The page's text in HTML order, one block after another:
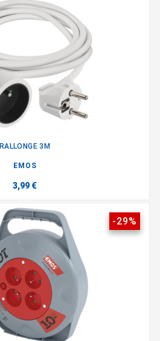
RALLONGE 3M
EMOS
3,99 €
-29%